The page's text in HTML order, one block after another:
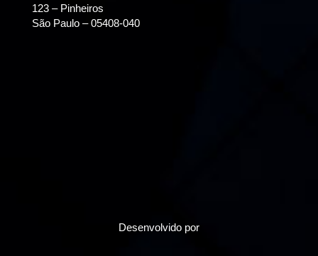
123 – Pinheiros
São Paulo – 05408-040
Desenvolvido por